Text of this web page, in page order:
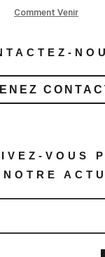
Comment Venir
VOUS